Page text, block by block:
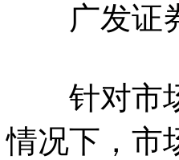
广发证券
针对市场
情况下，市